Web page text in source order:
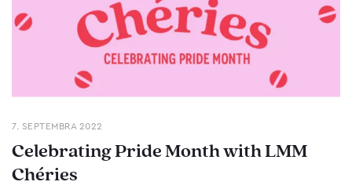
7. SEPTEMBRA 2022
Celebrating Pride Month with LMM
Chéries